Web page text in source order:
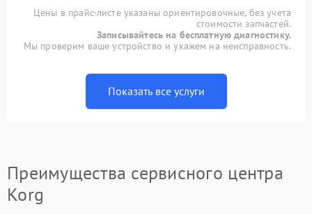
Цены в прайс-листе указаны ориентировочные, без учета
стоимости запчастей.
Записывайтесь на бесплатную диагностику.
Мы проверим ваше устройство и укажем на неисправность.
Показать все услуги
Преимущества сервисного центра
Korg